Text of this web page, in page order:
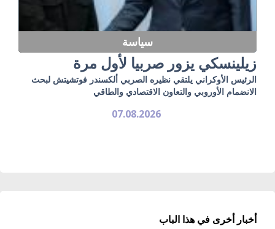
سياسة
زيلينسكي يزور صربيا لأول مرة
الرئيس الأوكراني يلتقي نظيره الصربي ألكسندر فوتشيتش لبحث
الانضمام الأوروبي والتعاون الاقتصادي والطاقي
07.08.2026
أخبار أخرى في هذا الباب